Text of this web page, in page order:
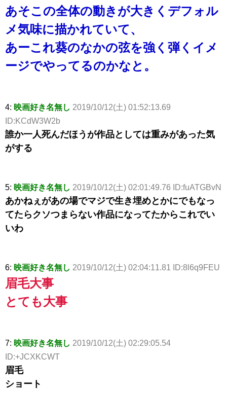
あそこの全体の動きが大きくデフォル
メ気味に描かれていて、
あーこれ葵のなかの弦を強く弾くイメ
ージでやってるのかなと。
4: 映画好き名無し 2019/10/12(土) 01:52:13.69
ID:KCdW3W2b
誰か一人死んだほうが作品としては重みがあった気
がする
5: 映画好き名無し 2019/10/12(土) 02:01:49.76 ID:fuATGBvN
あかねぇがあの場でマジで生き埋めとかにでもなっ
てたらクソつまらない作品になってたからこれでい
いわ
6: 映画好き名無し 2019/10/12(土) 02:04:11.81 ID:8l6q9FEU
眉毛大事
とても大事
7: 映画好き名無し 2019/10/12(土) 02:29:05.54
ID:+JCXKCWT
眉毛
ショート